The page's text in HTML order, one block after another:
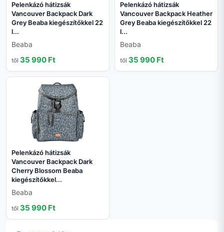
Pelenkázó hátizsák
Vancouver Backpack Dark
Grey Beaba kiegészítőkkel 22
l...
Beaba
től 35 990 Ft
Pelenkázó hátizsák
Vancouver Backpack Heather
Grey Beaba kiegészítőkkel 22
l...
Beaba
től 35 990 Ft
Pelenkázó hátizsák
Vancouver Backpack Dark
Cherry Blossom Beaba
kiegészítőkkel...
Beaba
től 35 990 Ft